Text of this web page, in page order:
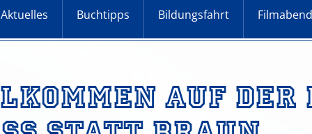
Buchtipps Bildungsfahrt Filmabend
auf der